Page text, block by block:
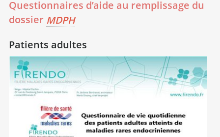
Questionnaires d’aide au remplissage du
dossier MDPH
Patients adultes